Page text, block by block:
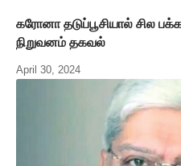
கரோனா தடுப்பூசியால் சில
நிறுவனம் தகவல்
April 30, 2024